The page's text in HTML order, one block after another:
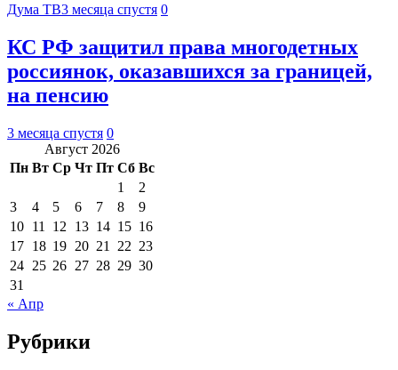
Дума ТВ3 месяца спустя 0
КС РФ защитил права многодетных
россиянок, оказавшихся за границей,
на пенсию
3 месяца спустя 0
Август 2026
Пн Вт Ср Чт Пт Сб Вс
1
2
3
4 5 6 7 8
9
10 11 12 13 14 15 16
17 18 19 20 21 22 23
24 25 26 27 28 29 30
31
« Апр
Рубрики